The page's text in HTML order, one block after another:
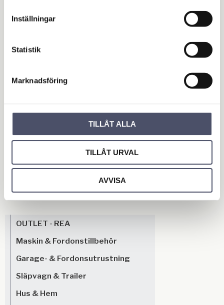
Inställningar
Statistik
Marknadsföring
TILLÅT ALLA
TILLÅT URVAL
AVVISA
Omdömen
Bli den första att lämna ett omdöme.
OUTLET - REA
Maskin & Fordonstillbehör
Garage- & Fordonsutrustning
Släpvagn & Trailer
Hus & Hem